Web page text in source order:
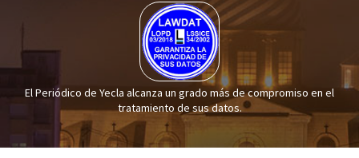
El Periódico de Yecla alcanza un grado más de compromiso en el
tratamiento de sus datos.